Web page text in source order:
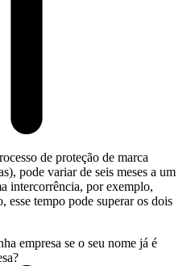
de proteção de marca
pode variar de seis meses a um
intercorrência, por exemplo,
esse tempo pode superar os dois
empresa se o seu nome já é